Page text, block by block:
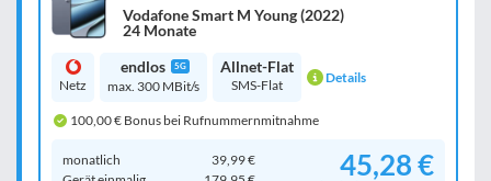
Vodafone Smart M Young (2022)
24 Monate
Netz
endlos 5G
max. 300 MBit/s
Allnet-Flat
SMS-Flat Details
100,00 € Bonus bei Rufnummernmitnahme
monatlich
39,99 €
45,28 €